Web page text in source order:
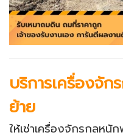
บริการเครื่องจัก
ย้าย
ให้เช่าเครื่องจักรกลหนั